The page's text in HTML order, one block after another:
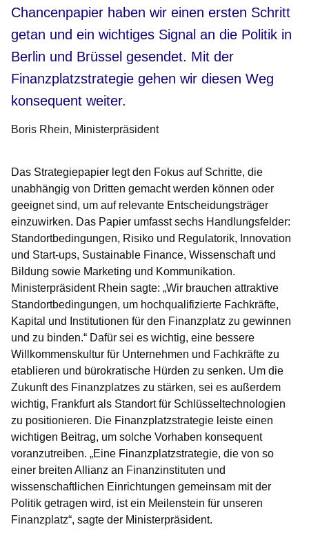
Chancenpapier haben wir einen ersten Schritt
getan und ein wichtiges Signal an die Politik in
Berlin und Brüssel gesendet. Mit der
Finanzplatzstrategie gehen wir diesen Weg
konsequent weiter.
Boris Rhein Ministerpräsident
Das Strategiepapier legt den Fokus auf Schritte, die
unabhängig von Dritten gemacht werden können oder
geeignet sind, um auf relevante Entscheidungsträger
einzuwirken. Das Papier umfasst sechs Handlungsfelder:
Standortbedingungen, Risiko und Regulatorik, Innovation
und Start-ups, Sustainable Finance, Wissenschaft und
Bildung sowie Marketing und Kommunikation.
Ministerpräsident Rhein sagte: „Wir brauchen attraktive
Standortbedingungen, um hochqualifizierte Fachkräfte,
Kapital und Institutionen für den Finanzplatz zu gewinnen
und zu binden.“ Dafür sei es wichtig, eine bessere
Willkommenskultur für Unternehmen und Fachkräfte zu
etablieren und bürokratische Hürden zu senken. Um die
Zukunft des Finanzplatzes zu stärken, sei es außerdem
wichtig, Frankfurt als Standort für Schlüsseltechnologien
zu positionieren. Die Finanzplatzstrategie leiste einen
wichtigen Beitrag, um solche Vorhaben konsequent
voranzutreiben. „Eine Finanzplatzstrategie, die von so
einer breiten Allianz an Finanzinstituten und
wissenschaftlichen Einrichtungen gemeinsam mit der
Politik getragen wird, ist ein Meilenstein für unseren
Finanzplatz“, sagte der Ministerpräsident.